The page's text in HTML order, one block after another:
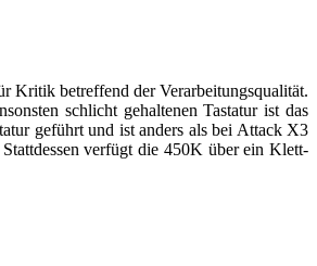
Kritik betreffend der Verarbeitungsqualität.
schlicht gehaltenen Tastatur ist das
geführt und ist anders als bei Attack X3
verfügt die 450K über ein Klett-